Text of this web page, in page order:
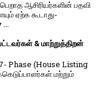
ஆசிரியர்களின் பதவி
ஏற்க கூடாது-
& மாற்றுத்திறன்
Phase (House Listing
மற்றும்